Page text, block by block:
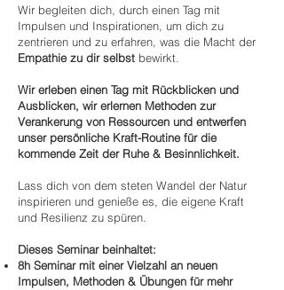
Wir begleiten dich, durch einen Tag mit
Impulsen und Inspirationen, um dich zu
zentrieren und zu erfahren, was die Macht der
Empathie zu dir selbst bewirkt.
Wir erleben einen Tag mit Rückblicken und
Ausblicken, wir erlernen Methoden zur
Verankerung von Ressourcen und entwerfen
unser persönliche Kraft-Routine für die
kommende Zeit der Ruhe & Besinnlichkeit.
Lass dich von dem steten Wandel der Natur
inspirieren und genieße es, die eigene Kraft
und Resilienz zu spüren.
Dieses Seminar beinhaltet:
8h Seminar mit einer Vielzahl an neuen
Impulsen, Methoden & Übungen für mehr